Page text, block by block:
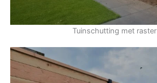
Tuinschutting met raster